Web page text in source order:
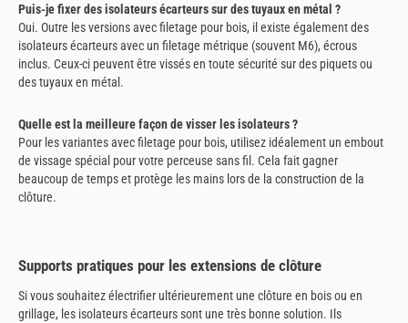
Puis-je fixer des isolateurs écarteurs sur des tuyaux en métal ?
Oui. Outre les versions avec filetage pour bois, il existe également des
isolateurs écarteurs avec un filetage métrique (souvent M6), écrous
inclus. Ceux-ci peuvent être vissés en toute sécurité sur des piquets ou
des tuyaux en métal.
Quelle est la meilleure façon de visser les isolateurs ?
Pour les variantes avec filetage pour bois, utilisez idéalement un embout
de vissage spécial pour votre perceuse sans fil. Cela fait gagner
beaucoup de temps et protège les mains lors de la construction de la
clôture.
Supports pratiques pour les extensions de clôture
Si vous souhaitez électrifier ultérieurement une clôture en bois ou en
grillage, les isolateurs écarteurs sont une très bonne solution. Ils